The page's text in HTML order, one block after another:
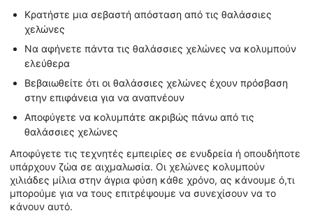
Κρατήστε μια σεβαστή απόσταση από τις θαλάσσιες
χελώνες
Να αφήνετε πάντα τις θαλάσσιες χελώνες να κολυμπούν
ελεύθερα
Βεβαιωθείτε ότι οι θαλάσσιες χελώνες έχουν πρόσβαση
στην επιφάνεια για να αναπνέουν
Αποφύγετε να κολυμπάτε ακριβώς πάνω από τις
θαλάσσιες χελώνες
Αποφύγετε τις τεχνητές εμπειρίες σε ενυδρεία ή οπουδήποτε
υπάρχουν ζώα σε αιχμαλωσία. Οι χελώνες κολυμπούν
χιλιάδες μίλια στην άγρια φύση κάθε χρόνο, ας κάνουμε ό,τι
μπορούμε για να τους επιτρέψουμε να συνεχίσουν να το
κάνουν αυτό.